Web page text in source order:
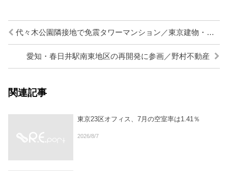
代々木公園隣接地で免震タワーマンション／東京建物・住友商事
愛知・春日井駅南東地区の再開発に参画／野村不動産
関連記事
東京23区オフィス、7月の空室率は1.41％
2026/8/7